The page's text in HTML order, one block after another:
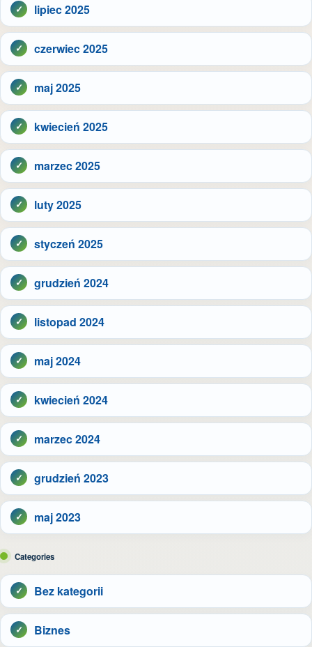
lipiec 2025
czerwiec 2025
maj 2025
kwiecień 2025
marzec 2025
luty 2025
styczeń 2025
grudzień 2024
listopad 2024
maj 2024
kwiecień 2024
marzec 2024
grudzień 2023
maj 2023
Categories
Bez kategorii
Biznes